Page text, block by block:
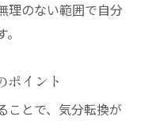
理のない範囲で自分
ポイント
ことで、気分転換が